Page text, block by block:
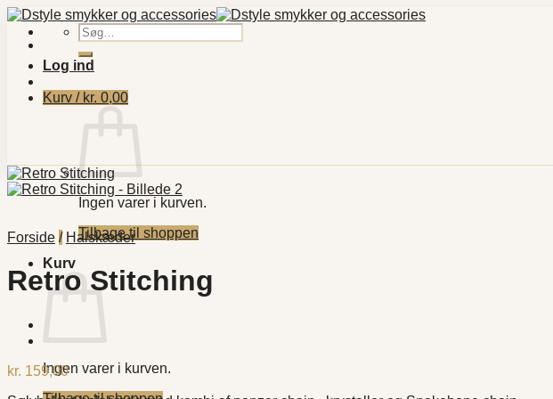
Fortsæt
indhold
Søg
efter:
Log ind
Kurv / kr. 0,00
Ingen varer i kurven.
Tilbage til shoppen
Kurv
Ingen varer i kurven.
Forside / Halskæder
Retro Stitching
kr. 159,00